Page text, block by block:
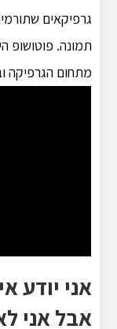
גרפיקאים
תמונה. פוטושופ
מתחום הגרפיקה
אני יודע
אבל אני